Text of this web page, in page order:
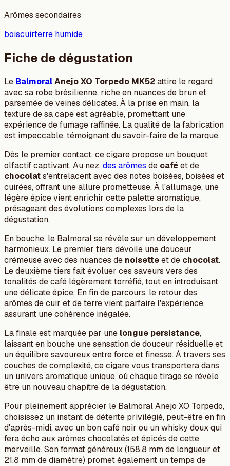
Arômes secondaires
boiscuirterre humide
Fiche de dégustation
Le BalmoralAnejo XO Torpedo MK52attire le regard
avec sa robe brésilienne, riche en nuances de brun et
parsemée de veines délicates. À la prise en main, la
texture de sa cape est agréable, promettant une
expérience de fumage raffinée. La qualité de la fabrication
est impeccable, témoignant du savoir-faire de la marque.
Dès le premier contact, ce cigare propose un bouquet
olfactif captivant. Au nez,des arômes de caféet de
chocolats'entrelacent avec des notes boisées, boisées et
cuirées, offrant une allure prometteuse. À l'allumage, une
légère épice vient enrichir cette palette aromatique,
présageant des évolutions complexes lors de la
dégustation.
En bouche, le Balmoral se révèle sur un développement
harmonieux. Le premier tiers dévoile une douceur
crémeuse avec des nuances de noisetteet de chocolat.
Le deuxième tiers fait évoluer ces saveurs vers des
tonalités de café légèrement torréfié, tout en introduisant
une délicate épice. En fin de parcours, le retour des
arômes de cuir et de terre vient parfaire l'expérience,
assurant une cohérence inégalée.
La finale est marquée par une longue persistance,
laissant en bouche une sensation de douceur résiduelle et
un équilibre savoureux entre force et finesse. À travers ses
couches de complexité, ce cigare vous transportera dans
un univers aromatique unique, où chaque tirage se révèle
être un nouveau chapitre de la dégustation.
Pour pleinement apprécier le Balmoral Anejo XO Torpedo,
choisissez un instant de détente privilégié, peut-être en fin
d'après-midi, avec un bon café noir ou un whisky doux qui
fera écho aux arômes chocolatés et épicés de cette
merveille. Son format généreux (158.8 mm de longueur et
21.8 mm de diamètre) promet également un temps de